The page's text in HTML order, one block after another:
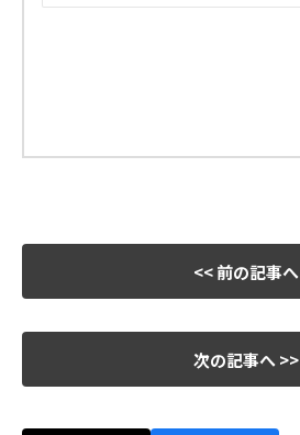
<< 前の記事へ
次の記事へ >>